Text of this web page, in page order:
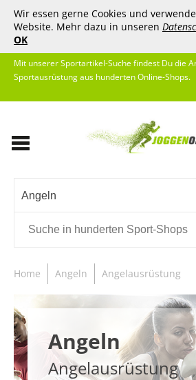
Wir essen gerne Cookies und
Website. Mehr dazu in unseren
OK
Mit unserer Sportartikel-Suche findest Du die
Sportausrüstung aus hunderten Online-Shops.
Angeln
Home Angeln Angelausrüstung
Angeln
Angelausrüstung